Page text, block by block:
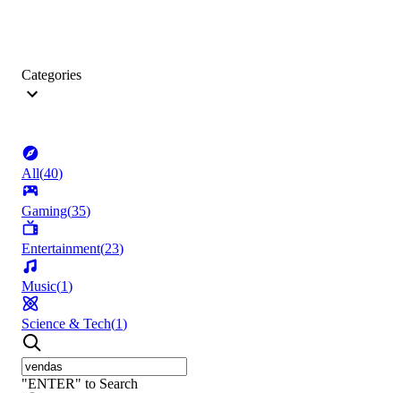
Categories
All(40)
Gaming(35)
Entertainment(23)
Music(1)
Science & Tech(1)
"ENTER" to Search